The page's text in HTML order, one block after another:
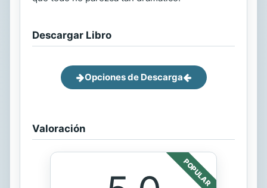
Descargar Libro
Opciones de Descarga
Valoración
POPULAR